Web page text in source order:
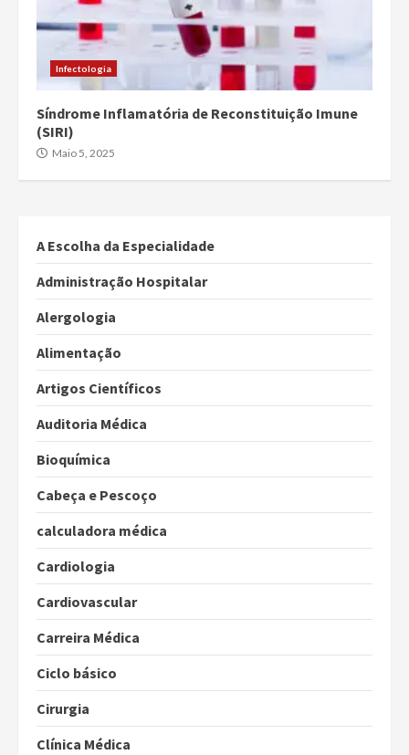
Infectologia
Síndrome Inflamatória de Reconstituição Imune
(SIRI)
Maio 5, 2025
A Escolha da Especialidade
Administração Hospitalar
Alergologia
Alimentação
Artigos Científicos
Auditoria Médica
Bioquímica
Cabeça e Pescoço
calculadora médica
Cardiologia
Cardiovascular
Carreira Médica
Ciclo básico
Cirurgia
Clínica Médica